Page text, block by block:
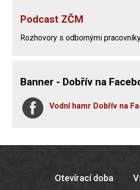
Podcast ZČM
Rozhovory s odbornými
Banner - Dobřív na
Vodní hamr Dobřív na
Otevírací doba